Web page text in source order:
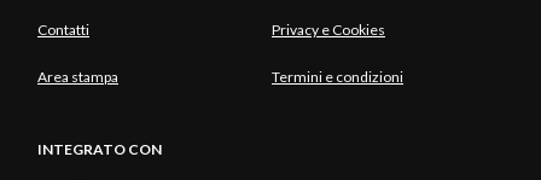
Contatti Privacy e Cookies
Area stampa Termini e condizioni
INTEGRATO CON